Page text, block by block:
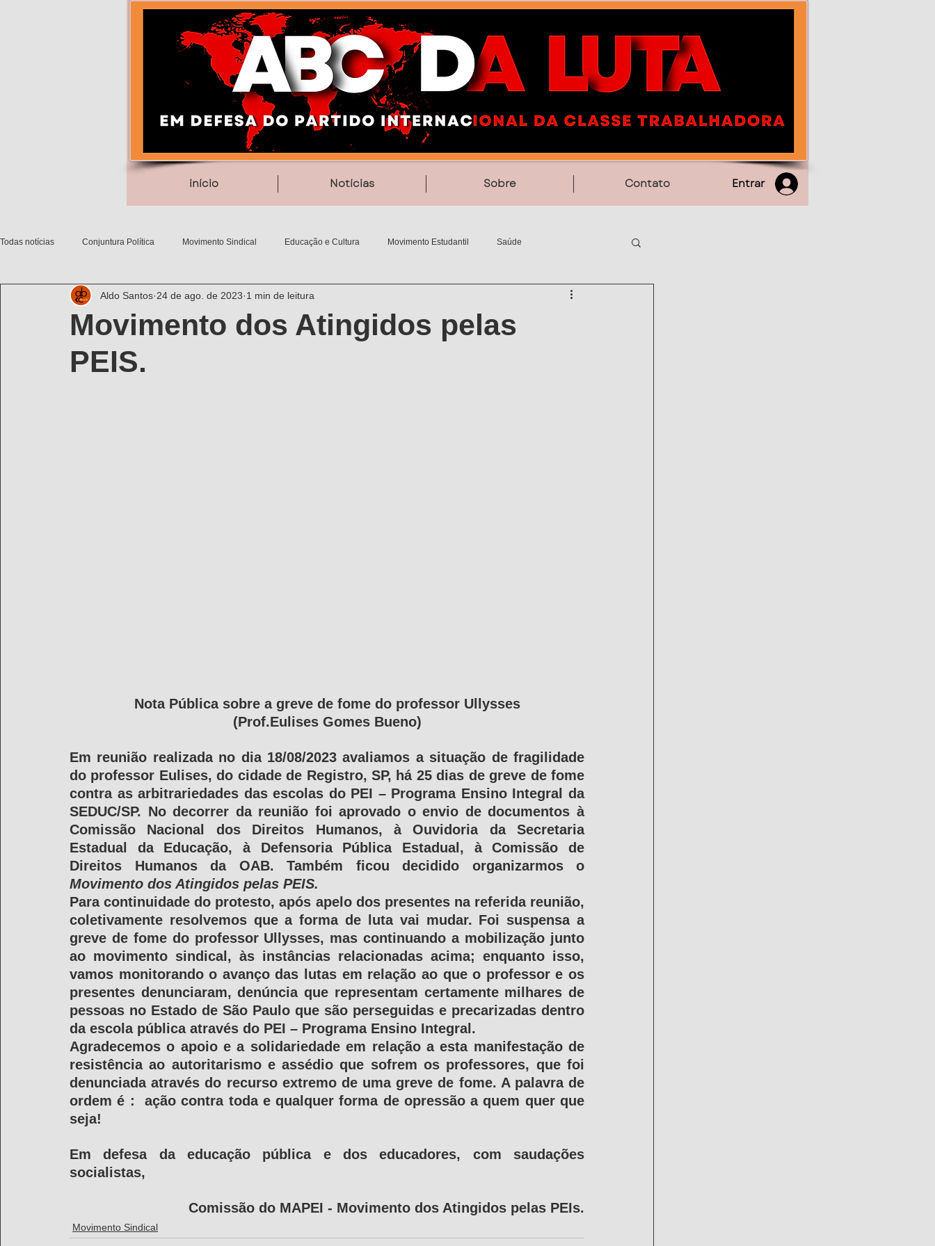
início Notícias Sobre Contato Entrar
Todas notícias Conjuntura Política Movimento Sindical Educação e Cultura Movimento Estudantil Saúde
Debates filosóficos Gênero/Etnia Movimentos Sociais Vídeos
Movimento dos Atingidos pelas
PEIS.
Aldo Santos 24 de ago. de 2023 1 min de leitura
Nota Pública sobre a greve de fome do professor Ullysses
(Prof.Eulises Gomes Bueno)
Em reunião realizada no dia 18/08/2023 avaliamos a situação de fragilidade
do professor Eulises, do cidade de Registro, SP, há 25 dias de greve de fome
contra as arbitrariedades das escolas do PEI – Programa Ensino Integral da
SEDUC/SP. No decorrer da reunião foi aprovado o envio de documentos à
Comissão Nacional dos Direitos Humanos, à Ouvidoria da Secretaria
Estadual da Educação, à Defensoria Pública Estadual, à Comissão de
Movimento dos Atingidos pelas PEIS.
Para continuidade do protesto, após apelo dos presentes na referida reunião,
coletivamente resolvemos que a forma de luta vai mudar. Foi suspensa a
greve de fome do professor Ullysses, mas continuando a mobilização junto
ao movimento sindical, às instâncias relacionadas acima; enquanto isso,
vamos monitorando o avanço das lutas em relação ao que o professor e os
presentes denunciaram, denúncia que representam certamente milhares de
pessoas no Estado de São Paulo que são perseguidas e precarizadas dentro
da escola pública através do PEI – Programa Ensino Integral.
Agradecemos o apoio e a solidariedade em relação a esta manifestação de
resistência ao autoritarismo e assédio que sofrem os professores, que foi
denunciada através do recurso extremo de uma greve de fome. A palavra de
ordem é :  ação contra toda e qualquer forma de opressão a quem quer que
seja!
Em defesa da educação pública e dos educadores, com saudações
socialistas,
Comissão do MAPEI - Movimento dos Atingidos pelas PEIs.
Movimento Sindical